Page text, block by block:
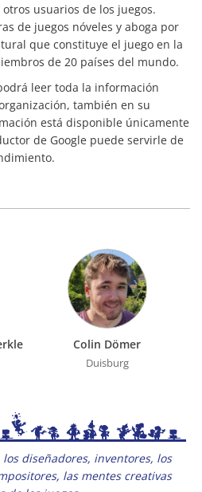
usuarios de los juegos.
de juegos nóveles y aboga por
que constituye el juego en la
de 20 países del mundo.
leer toda la información
también en su
está disponible únicamente
de Google puede servirle de
Colin Dömer
Duisburg
diseñadores, inventores, los
las mentes creativas